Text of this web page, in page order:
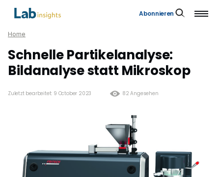
Abonnieren
Home
Schnelle Partikelanalyse:
Bildanalyse statt Mikroskop
82 Angesehen
Zuletzt bearbeitet: 9 October 2023